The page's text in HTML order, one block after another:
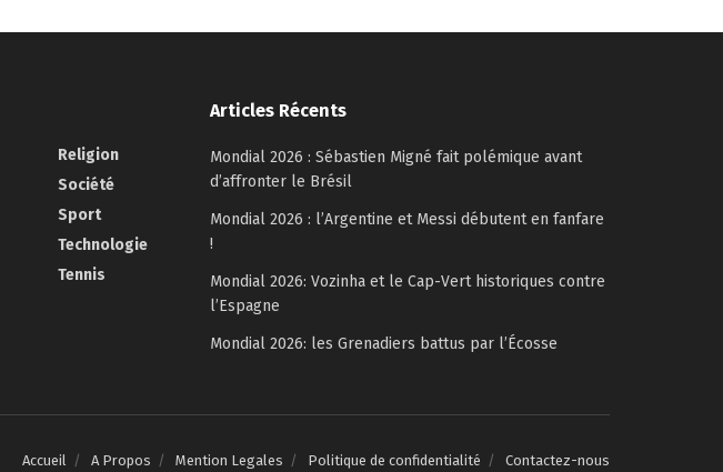
Religion
Société
Sport
Technologie
Tennis
Articles Récents
Mondial 2026 : Sébastien Migné fait polémique avant
d’affronter le Brésil
Mondial 2026 : l’Argentine et Messi débutent en fanfare
!
Mondial 2026: Vozinha et le Cap-Vert historiques contre
l’Espagne
Mondial 2026: les Grenadiers battus par l’Écosse
Accueil A Propos Mention Legales Politique de confidentialité Contactez-nous